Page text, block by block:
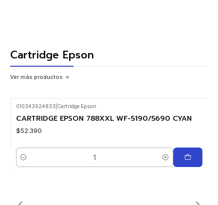
Cartridge Epson
Ver más productos
010343924833 Cartridge Epson
CARTRIDGE EPSON 788XXL WF-5190/5690 CYAN
$52.390
Cantidad